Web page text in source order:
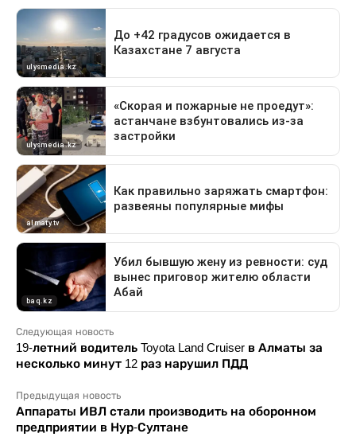
Следующая новость
19-летний водитель Toyota Land Cruiser в Алматы за
несколько минут 12 раз нарушил ПДД
Предыдущая новость
Аппараты ИВЛ стали производить на оборонном
предприятии в Нур-Султане